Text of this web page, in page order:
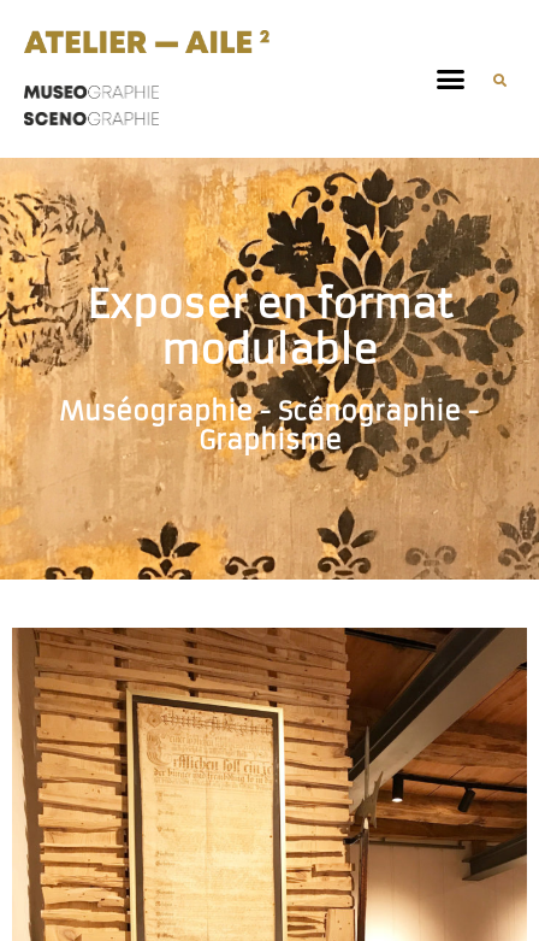
Exposer en format
modulable
Muséographie - Scénographie -
Graphisme